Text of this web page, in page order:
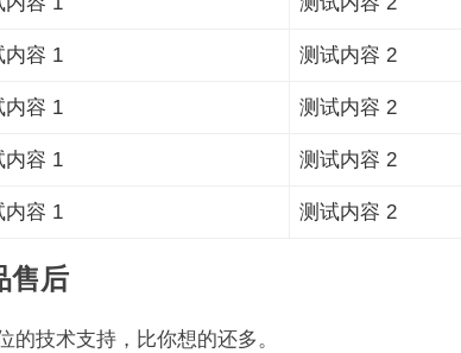
内容 1 测试内容 2
内容 1 测试内容 2
内容 1 测试内容 2
内容 1 测试内容 2
售后
的技术支持，比你想的还多。